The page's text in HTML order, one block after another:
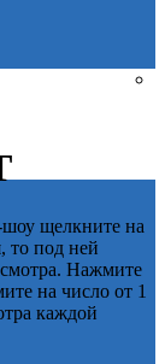
щелкните на
то под ней
Нажмите
на число от 1
каждой